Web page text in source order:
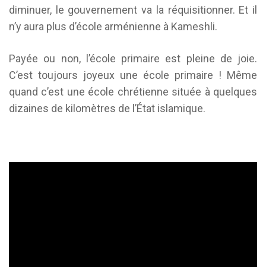
diminuer, le gouvernement va la réquisitionner. Et il
n’y aura plus d’école arménienne à Kameshli.
Payée ou non, l’école primaire est pleine de joie.
C’est toujours joyeux une école primaire ! Même
quand c’est une école chrétienne située à quelques
dizaines de kilomètres de l’État islamique.